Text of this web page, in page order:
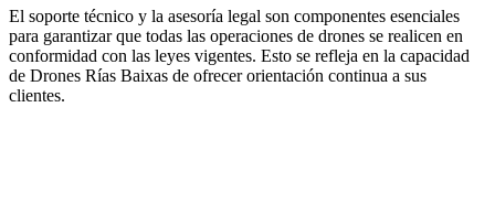
El soporte técnico y la asesoría legal son componentes esenciales
para garantizar que todas las operaciones de drones se realicen en
conformidad con las leyes vigentes. Esto se refleja en la capacidad
de Drones Rías Baixas de ofrecer orientación continua a sus
clientes.